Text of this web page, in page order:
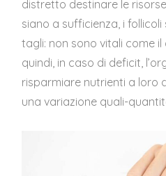
distretto destinare le
siano a sufficienza, i
tagli: non sono vitali come il
quindi, in caso di deficit,
risparmiare nutrienti a loro
una variazione quali-